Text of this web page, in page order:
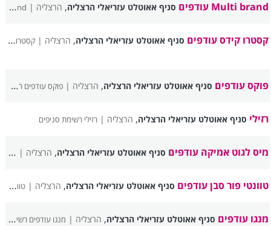
Multi brand עודפים סניף אאוטלט עזריאלי הרצליה, הרצליה | Multi brand עודפים רשימת סניפים
קסטרו קידס עודפים סניף אאוטלט עזריאלי הרצליה, הרצליה |קסטרו קידס עודפים רשימת סניפים
פוקס עודפים סניף אאוטלט עזריאלי הרצליה, הרצליה |פוקס עודפים רשימת סניפים
רזילי סניף אאוטלט עזריאלי הרצליה, הרצליה |רזילי רשימת סניפים
מיס לגוט אמיקה עודפים סניף אאוטלט עזריאלי הרצליה, הרצליה | מיס
טוונטי פור סבן עודפים סניף אאוטלט עזריאלי הרצליה, הרצליה |טוונטי פור סבן עודפים רשימת סניפים
מנגו עודפים סניף אאוטלט עזריאלי הרצליה, הרצליה | מנגו עודפים רשימת סניפים